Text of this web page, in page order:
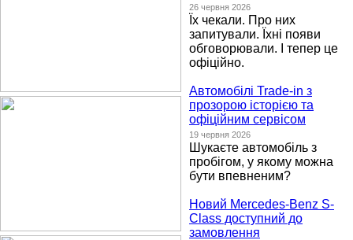
26 червня 2026
Їх чекали. Про них
запитували. Їхні появи
обговорювали. І тепер це
офіційно.
Автомобілі Trade-in з
прозорою історією та
офіційним сервісом
19 червня 2026
Шукаєте автомобіль з
пробігом, у якому можна
бути впевненим?
Новий Mercedes-Benz S-
Class доступний до
замовлення